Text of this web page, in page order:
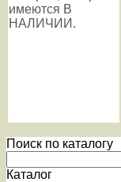
имеются В
НАЛИЧИИ.
Поиск по каталогу
Каталог